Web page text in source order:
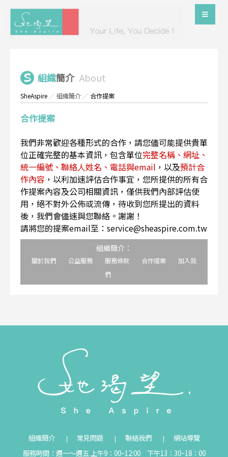
組織簡介 About
SheAspire ／組織簡介 ／ 合作提案
合作提案
我們非常歡迎各種形式的合作，請您儘可能提供貴單
位正確完整的基本資訊，包含單位完整名稱、網址、
統一編號、聯絡人姓名、電話與email ，以及預計合
作內容 ，以利加速評估合作事宜，您所提供的所有合
作提案內容及公司相關資訊，僅供我們內部評估使
用，絕不對外公佈或流傳，待收到您所提出的資料
後，我們會儘速與您聯絡。謝謝！
請將您的提案email至：service@sheaspire.com.tw
組織簡介：
關於我們 公益服務 服務條款 合作提案
加入我
們
組織簡介 常見問題 聯絡我們
網站導覽
服務時間：週一～週五 上午9：00~12:00 下午13：30~18：00